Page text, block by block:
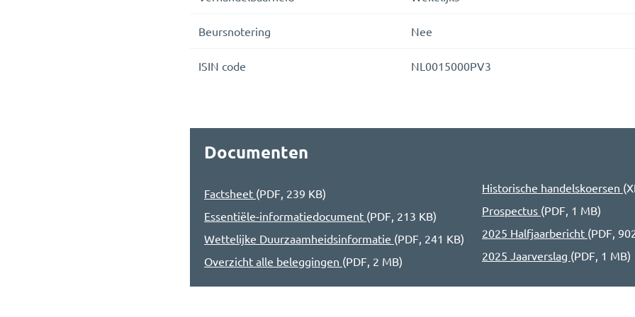
Beursnotering Nee
ISIN code NL0015000PV3
Documenten
Factsheet (PDF, 239 KB)
Essentiële-informatiedocument (PDF, 213 KB)
Wettelijke Duurzaamheidsinformatie (PDF, 241 KB)
Overzicht alle beleggingen (PDF, 2 MB)
Historische handelskoersen (
Prospectus (PDF, 1 MB)
2025 Halfjaarbericht (PDF,
2025 Jaarverslag (PDF, 1 MB)